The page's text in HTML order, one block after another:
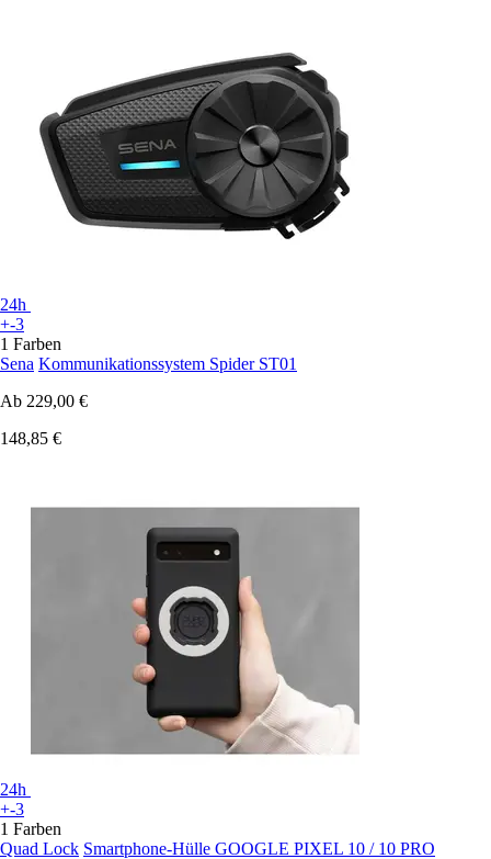
24h
+-3
1 Farben
Sena Kommunikationssystem Spider ST01
Ab 229,00 €
148,85 €
24h
+-3
1 Farben
Quad Lock Smartphone-Hülle GOOGLE PIXEL 10 / 10 PRO